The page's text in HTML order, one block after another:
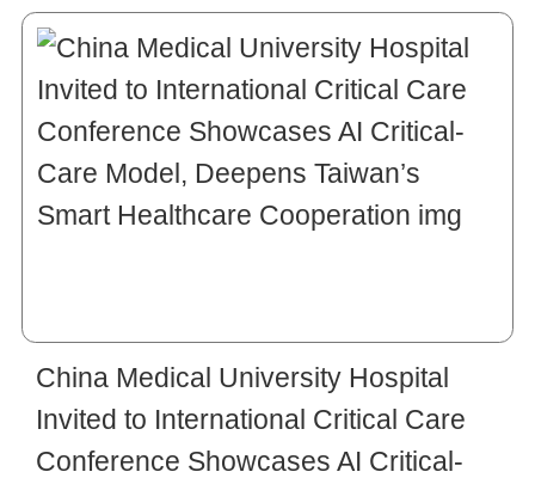
China Medical University Hospital
Invited to International Critical Care
Conference Showcases AI Critical-